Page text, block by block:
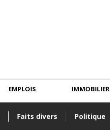
Faits divers Politique
EMPLOIS IMMOBILIER